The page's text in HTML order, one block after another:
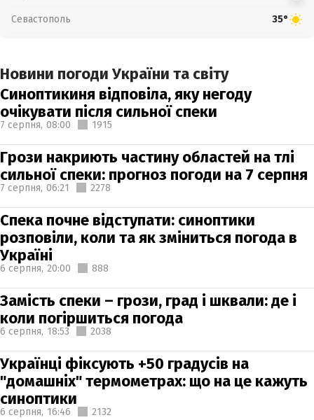
Севастополь 35°
Новини погоди України та світу
Синоптикиня відповіла, яку негоду
очікувати після сильної спеки
7 серпня, 08:00 1915
Грози накриють частину областей на тлі
сильної спеки: прогноз погоди на 7 серпня
7 серпня, 06:21 2278
Спека почне відступати: синоптики
розповіли, коли та як зміниться погода в
Україні
6 серпня, 20:00 888
Замість спеки – грози, град і шквали: де і
коли погіршиться погода
6 серпня, 18:53 2038
Українці фіксують +50 градусів на
"домашніх" термометрах: що на це кажуть
синоптики
6 серпня, 16:46 2132